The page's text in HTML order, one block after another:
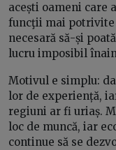
acești oameni care
funcţii mai potrivite
necesară să-și
lucru imposibil
Motivul e simplu:
lor de experiență,
regiuni ar fi uriaș.
loc de muncă, iar
continue să se